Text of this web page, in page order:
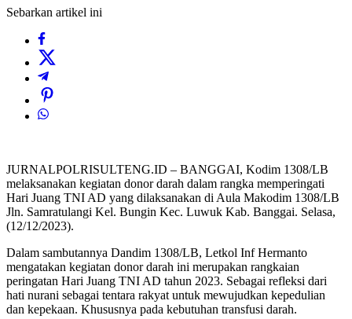
Sebarkan artikel ini
JURNALPOLRISULTENG.ID – BANGGAI, Kodim 1308/LB
melaksanakan kegiatan donor darah dalam rangka memperingati
Hari Juang TNI AD yang dilaksanakan di Aula Makodim 1308/LB
Jln. Samratulangi Kel. Bungin Kec. Luwuk Kab. Banggai. Selasa,
(12/12/2023).
Dalam sambutannya Dandim 1308/LB, Letkol Inf Hermanto
mengatakan kegiatan donor darah ini merupakan rangkaian
peringatan Hari Juang TNI AD tahun 2023. Sebagai refleksi dari
hati nurani sebagai tentara rakyat untuk mewujudkan kepedulian
dan kepekaan. Khususnya pada kebutuhan transfusi darah.